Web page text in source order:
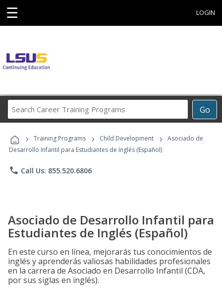
☰ LOGIN
Go
Career
Programs
› Training Programs › Child Development ›
Asociado de
Desarrollo Infantil para Estudiantes de Inglés (Español)
phone Call Us: 855.520.6806
Asociado de Desarrollo Infantil para
Estudiantes de Inglés (Español)
En este curso en línea, mejorarás tus conocimientos de
inglés y aprenderás valiosas habilidades profesionales
en la carrera de Asociado en Desarrollo Infantil (CDA,
por sus siglas en inglés).